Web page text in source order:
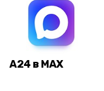
А24 в MAX